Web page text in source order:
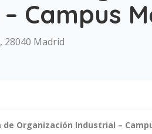
Campus
28040 Madrid
de Organización Industrial –